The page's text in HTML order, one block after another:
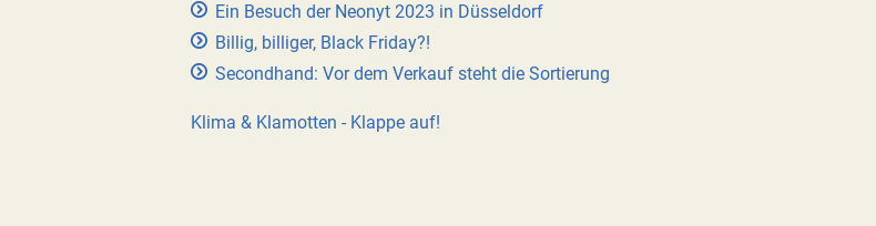
Ein Besuch der Neonyt 2023 in Düsseldorf
Billig, billiger, Black Friday?!
Secondhand: Vor dem Verkauf steht die Sortierung
Klima & Klamotten - Klappe auf!